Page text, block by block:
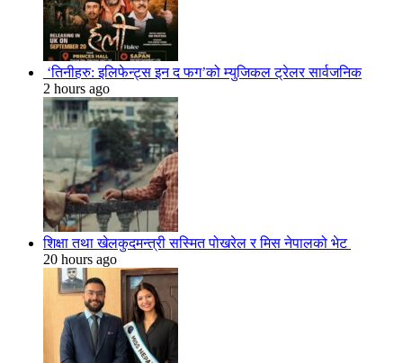
‘तिनीहरु: इलिफेन्ट्स इन द फग’को म्युजिकल ट्रेलर सार्वजनिक
2 hours ago
शिक्षा तथा खेलकुदमन्त्री सस्मित पोखरेल र मिस नेपालको भेट
20 hours ago